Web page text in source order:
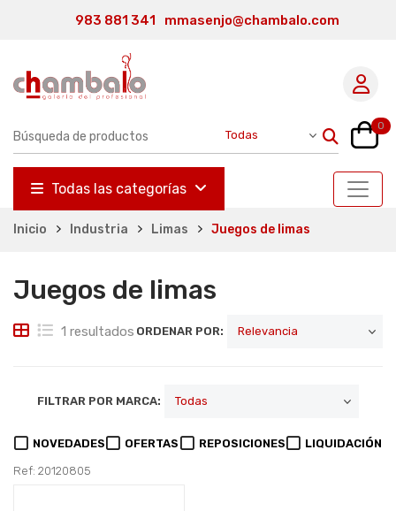
983 881 341 mmasenjo@chambalo.com
0
Todas las categorías
Inicio Industria Limas Juegos de limas
Juegos de limas
1 resultados ORDENAR POR:
FILTRAR POR MARCA:
NOVEDADES OFERTAS REPOSICIONES LIQUIDACIÓN
Ref: 20120805